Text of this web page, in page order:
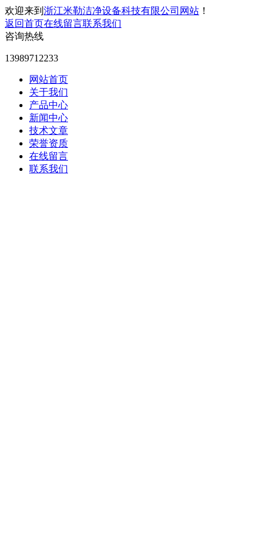
欢迎来到 浙江米勒洁净设备科技有限公司网站 ！
返回首页在线留言联系我们
咨询热线
13989712233
网站首页
关于我们
产品中心
新闻中心
技术文章
荣誉资质
在线留言
联系我们